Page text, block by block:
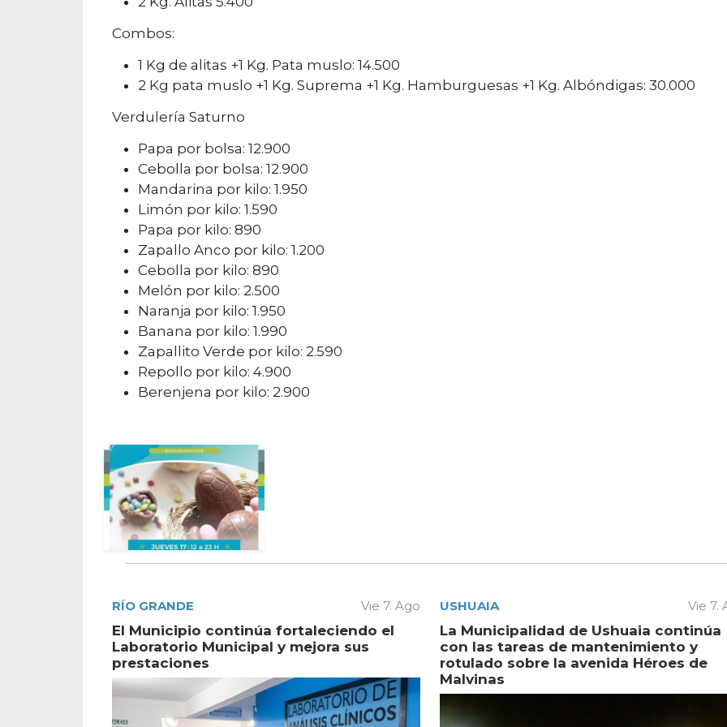
Combos:
1 Kg de alitas +1 Kg. Pata muslo: 14.500
2 Kg pata muslo +1 Kg. Suprema +1 Kg. Hamburguesas +1 Kg. Albóndigas: 30.000
Verdulería Saturno
Papa por bolsa: 12.900
Cebolla por bolsa: 12.900
Mandarina por kilo: 1.950
Limón por kilo: 1.590
Papa por kilo: 890
Zapallo Anco por kilo: 1.200
Cebolla por kilo: 890
Melón por kilo: 2.500
Naranja por kilo: 1.950
Banana por kilo: 1.990
Zapallito Verde por kilo: 2.590
Repollo por kilo: 4.900
Berenjena por kilo: 2.900
RÍO GRANDE Vie 7. Ago
El Municipio continúa fortaleciendo el
Laboratorio Municipal y mejora sus
prestaciones
USHUAIA Vie 7.
La Municipalidad de Ushuaia continúa
con las tareas de mantenimiento y
rotulado sobre la avenida Héroes de
Malvinas